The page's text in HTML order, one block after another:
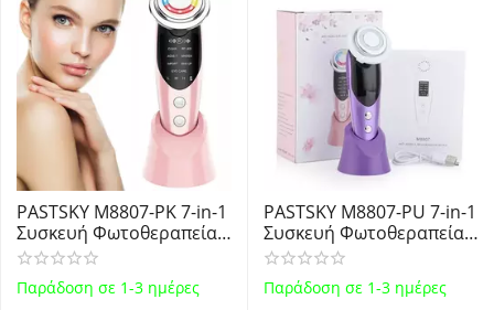
PASTSKY M8807-PK 7-in-1
Συσκευή Φωτοθεραπείας
Προσώπου και EMS
Microcurrent για
Αντιγήρανση
Παράδοση σε 1-3 ημέρες
PASTSKY M8807-PU 7-in-1
Συσκευή Φωτοθεραπείας
Προσώπου και EMS
Microcurrent για
Αντιγήρανση - ΜΩΒ
Παράδοση σε 1-3 ημέρες